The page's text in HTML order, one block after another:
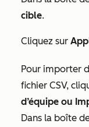
cible.
Cliquez sur
Pour importer
fichier CSV,
d’équipe ou
Dans la boîte